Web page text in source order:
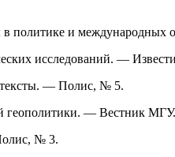
в политике и
исследований. —
— Полис, № 5.
геополитики. — Вестник
№ 3.